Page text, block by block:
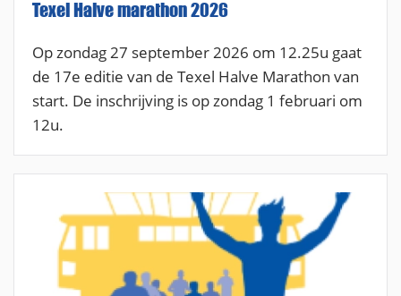
Texel Halve marathon 2026
Op zondag 27 september 2026 om 12.25u gaat
de 17e editie van de Texel Halve Marathon van
start. De inschrijving is op zondag 1 februari om
12u.